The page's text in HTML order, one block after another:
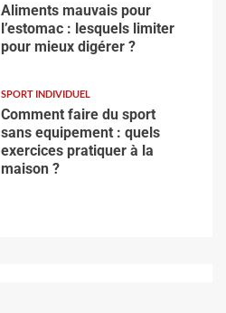
Aliments mauvais pour
l’estomac : lesquels limiter
pour mieux digérer ?
SPORT INDIVIDUEL
Comment faire du sport
sans equipement : quels
exercices pratiquer à la
maison ?